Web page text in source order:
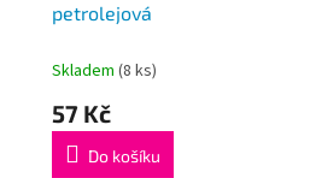
petrolejová
Skladem (8 ks)
57 Kč
Do košíku